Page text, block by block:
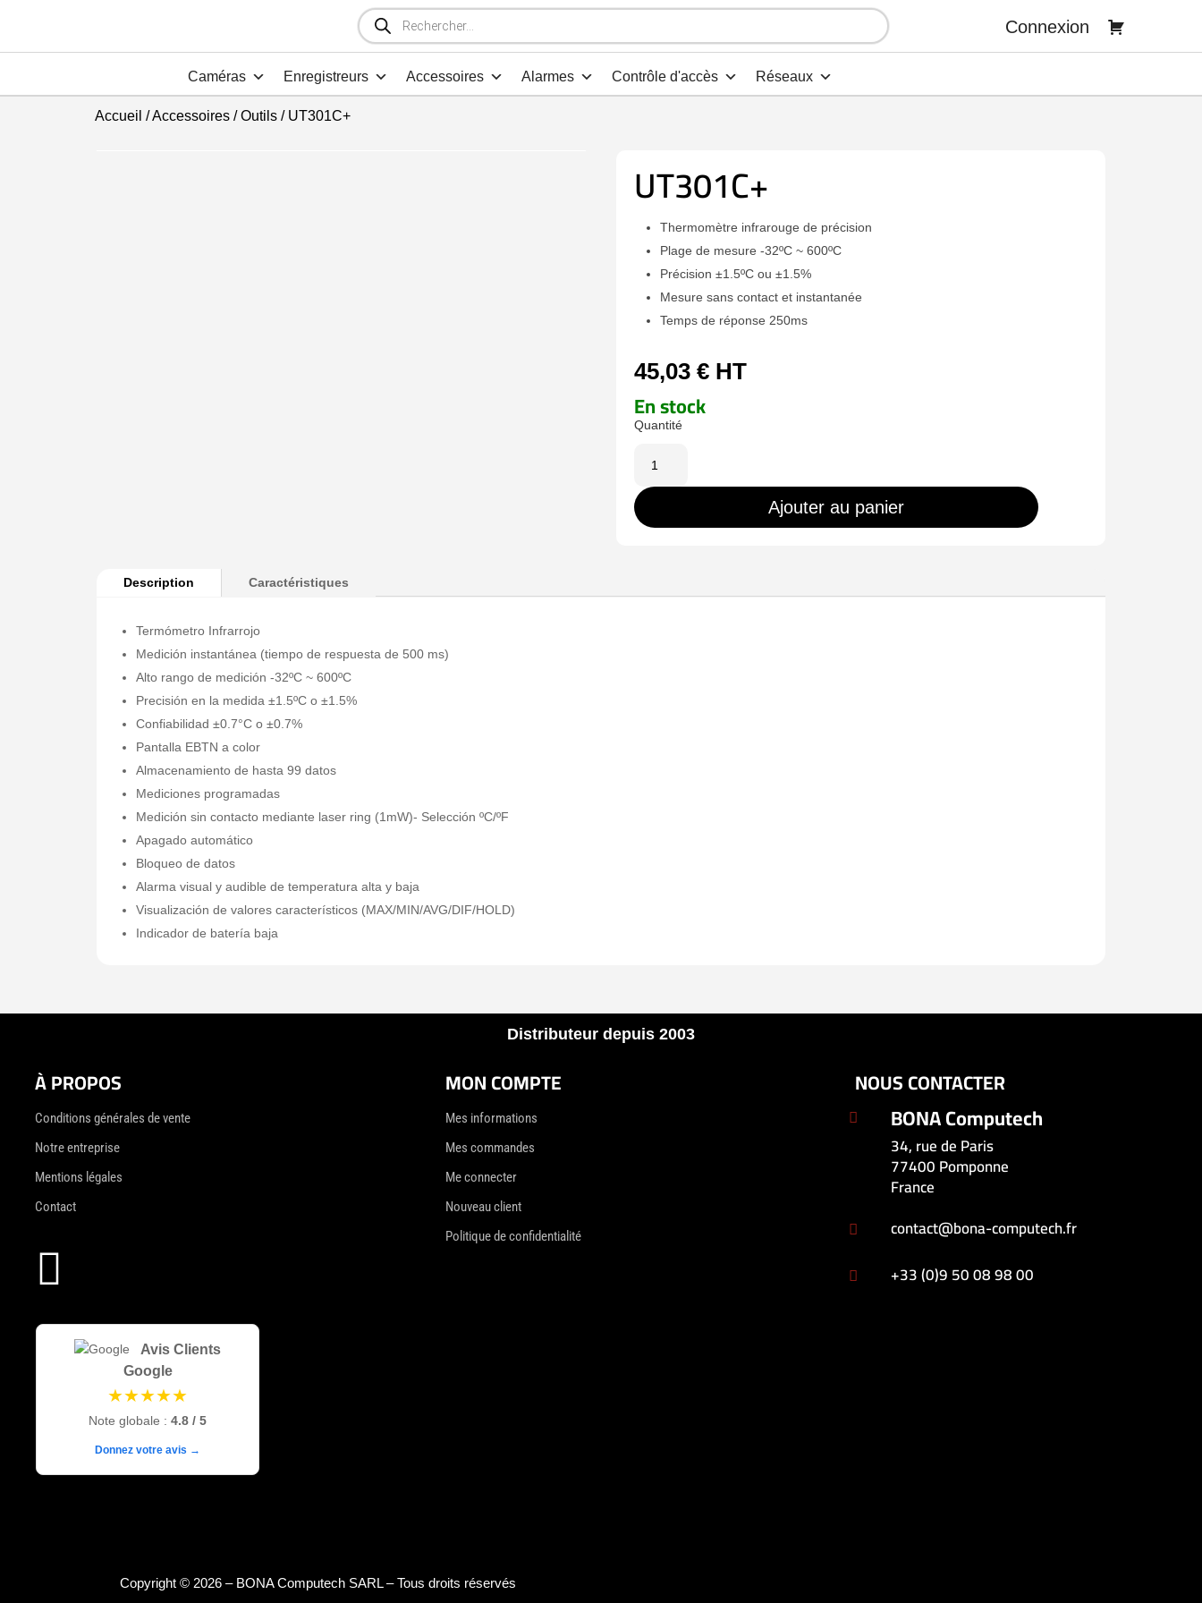
Recherche
de
produits
Connexion
Caméras Enregistreurs Accessoires Alarmes Contrôle d'accès Réseaux
Accueil /Accessoires/Outils/ UT301C+
UT301C+
Thermomètre infrarouge de précision
Plage de mesure -32ºC ~ 600ºC
Précision ±1.5ºC ou ±1.5%
Mesure sans contact et instantanée
Temps de réponse 250ms
45,03 € HT
En stock
UT301C+
Ajouter au panier
Description Caractéristiques
Termómetro Infrarrojo
Medición instantánea (tiempo de respuesta de 500 ms)
Alto rango de medición -32ºC ~ 600ºC
Precisión en la medida ±1.5ºC o ±1.5%
Confiabilidad ±0.7°C o ±0.7%
Pantalla EBTN a color
Almacenamiento de hasta 99 datos
Mediciones programadas
Medición sin contacto mediante laser ring (1mW)- Selección ºC/ºF
Apagado automático
Bloqueo de datos
Alarma visual y audible de temperatura alta y baja
Visualización de valores característicos (MAX/MIN/AVG/DIF/HOLD)
Indicador de batería baja
Distributeur depuis 2003
À PROPOS
Conditions générales de vente
Notre entreprise
Mentions légales
Contact

Avis Clients
Google
★★★★★
Note globale : 4.8 / 5
Donnez votre avis →
MON COMPTE
Mes informations
Mes commandes
Me connecter
Nouveau client
Politique de confidentialité
NOUS CONTACTER
 BONA Computech
34, rue de Paris
77400 Pomponne
France
 contact@bona-computech.fr
 +33 (0)9 50 08 98 00
Copyright © 2026 – BONA Computech SARL – Tous droits réservés